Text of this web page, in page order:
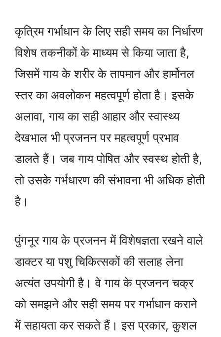
कृत्रिम गर्भाधान के लिए सही समय का निर्धारण
विशेष तकनीकों के माध्यम से किया जाता है,
जिसमें गाय के शरीर के तापमान और हार्मोनल
स्तर का अवलोकन महत्वपूर्ण होता है। इसके
अलावा, गाय का सही आहार और स्वास्थ्य
देखभाल भी प्रजनन पर महत्वपूर्ण प्रभाव
डालते हैं। जब गाय पोषित और स्वस्थ होती है,
तो उसके गर्भधारण की संभावना भी अधिक होती
है।
पुंगनूर गाय के प्रजनन में विशेषज्ञता रखने वाले
डाक्टर या पशु चिकित्सकों की सलाह लेना
अत्यंत उपयोगी है। वे गाय के प्रजनन चक्र
को समझने और सही समय पर गर्भाधान कराने
में सहायता कर सकते हैं। इस प्रकार, कुशल